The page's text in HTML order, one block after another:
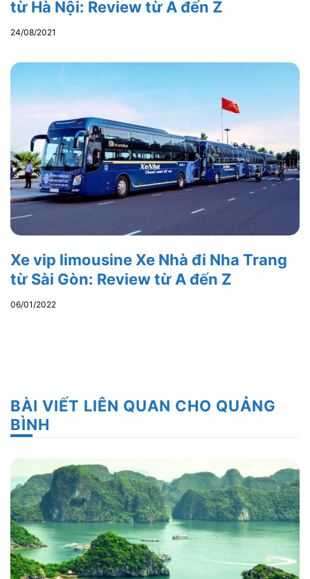
từ Hà Nội: Review từ A đến Z
24/08/2021
Xe vip limousine Xe Nhà đi Nha Trang
từ Sài Gòn: Review từ A đến Z
06/01/2022
BÀI VIẾT LIÊN QUAN CHO QUẢNG
BÌNH